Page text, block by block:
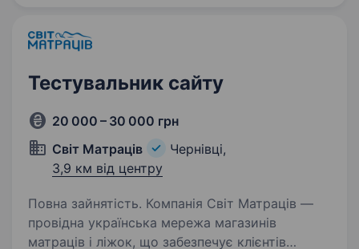
Тестувальник сайту
20 000 – 30 000 грн
Світ Матраців
Чернівці,
3,9 км від центру
Повна зайнятість. Компанія Світ Матраців —
провідна українська мережа магазинів
матраців і ліжок, що забезпечує клієнтів